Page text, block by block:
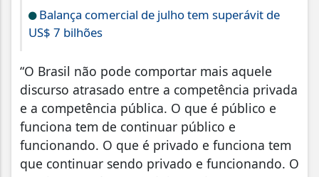
Balança comercial de julho tem superávit de
US$ 7 bilhões
“O Brasil não pode comportar mais aquele
discurso atrasado entre a competência privada
e a competência pública. O que é público e
funciona tem de continuar público e
funcionando. O que é privado e funciona tem
que continuar sendo privado e funcionando. O